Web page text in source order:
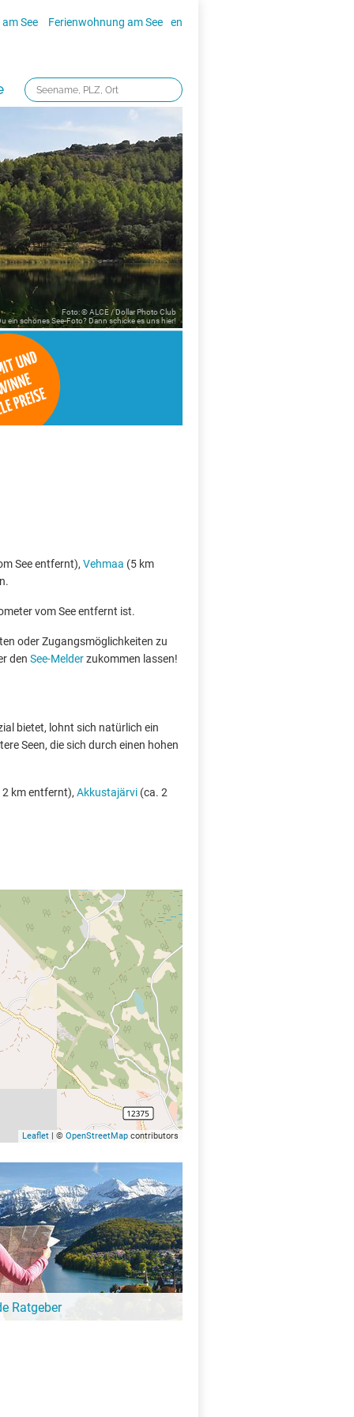
See Ferienwohnung am See en
Foto: © ALCE / Dollar Photo Club
ein schönes See-Foto? Dann schicke es uns hier!
See entfernt), Vehmaa (5 km
vom See entfernt ist.
oder Zugangsmöglichkeiten zu
den See-Melderzukommen lassen!
bietet, lohnt sich natürlich ein
Seen, die sich durch einen hohen
km entfernt), Akkustajärvi (ca. 2
Leaflet | ©OpenStreetMap contributors
Ratgeber